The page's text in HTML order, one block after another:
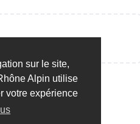
sur le site,
Alpin utilise
votre expérience